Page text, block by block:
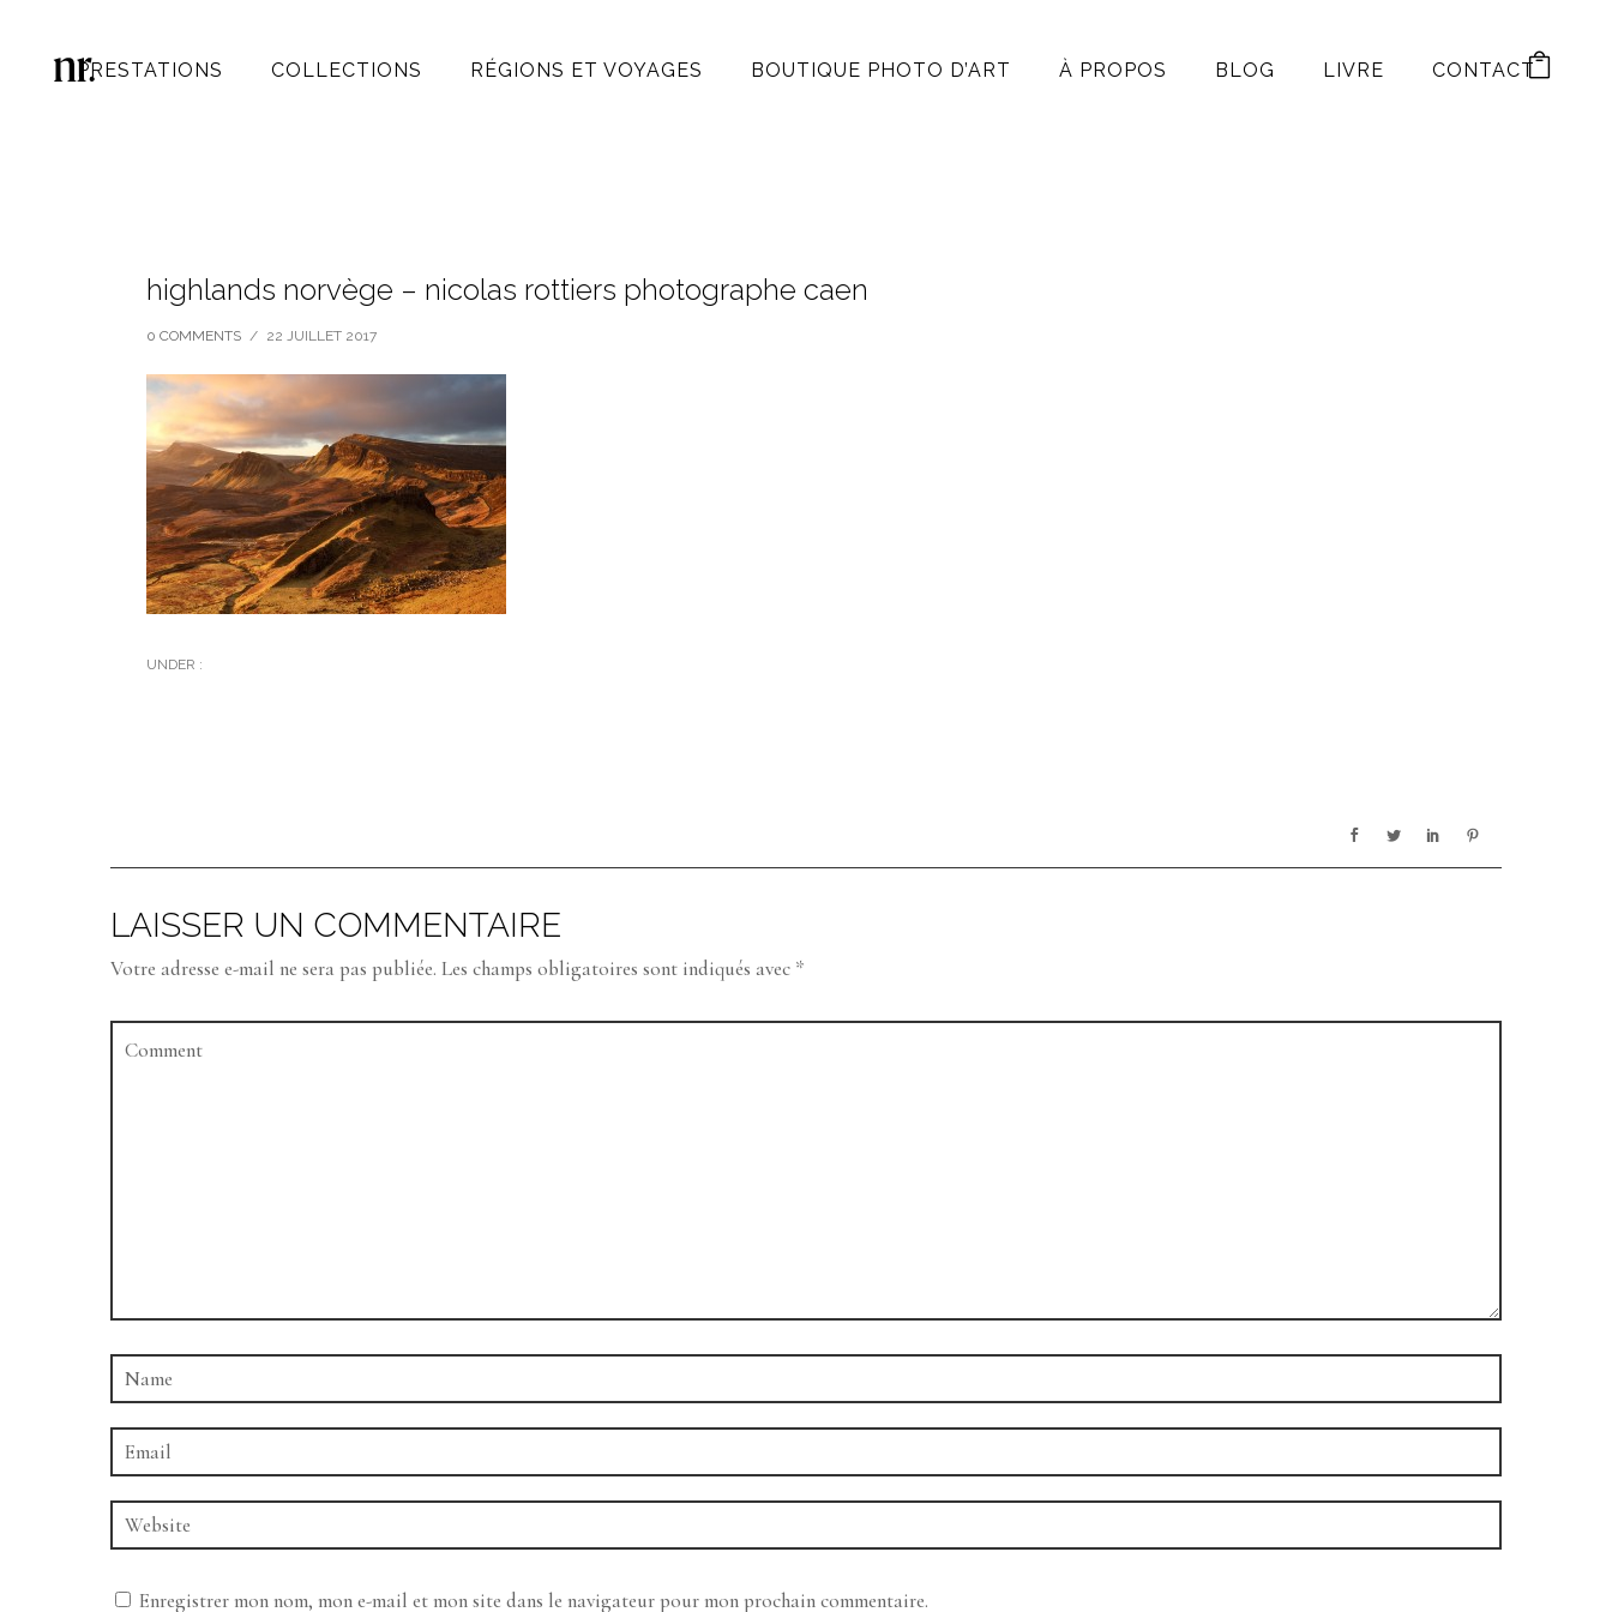
PRESTATIONS COLLECTIONS RÉGIONS ET VOYAGES BOUTIQUE PHOTO D’ART À PROPOS BLOG LIVRE CONTACT
highlands norvège – nicolas rottiers photographe caen
0 COMMENTS / 22 JUILLET 2017
UNDER :
LAISSER UN COMMENTAIRE
Votre adresse e-mail ne sera pas publiée. Les champs obligatoires sont indiqués avec *
Enregistrer mon nom, mon e-mail et mon site dans le navigateur pour mon prochain commentaire.